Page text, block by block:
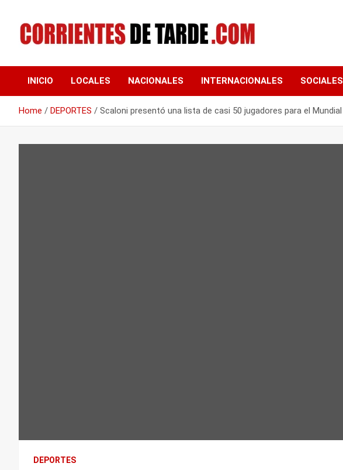
content
CORRIENTES DE
TARDE
INICIO LOCALES NACIONALES INTERNACIONALES SOCIALES
Home DEPORTES Scaloni presentó una lista de casi 50 jugadores para el Mundial
DEPORTES